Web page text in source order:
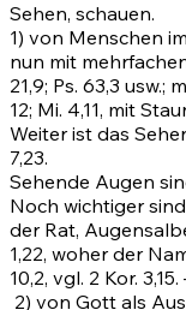
Sehen, schauen.
1) von Menschen
nun mit
21,9; Ps. 63,3 usw.;
12; Mi. 4,11, mit
Weiter ist das
7,23.
Sehende Augen
Noch wichtiger
der Rat,
1,22, woher der
10,2, vgl. 2 Kor. 3,15.
2) von Gott als